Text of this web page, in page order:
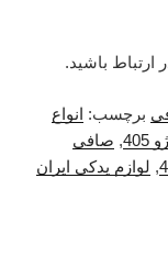
باشید.
برچسب: انواع
, صافی
, لوازم یدکی ایران